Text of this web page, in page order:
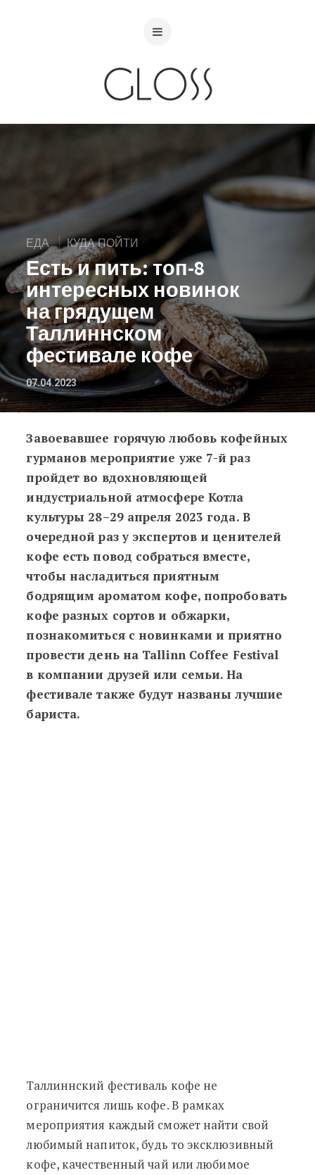
ЕДА КУДА ПОЙТИ
Есть и пить: топ-8
интересных новинок
на грядущем
Таллиннском
фестивале кофе
07.04.2023
Есть и пить: топ-8 интересных
Завоевавшее горячую любовь кофейных
гурманов мероприятие уже 7-й раз
пройдет во вдохновляющей
индустриальной атмосфере Котла
культуры 28–29 апреля 2023 года. В
очередной раз у экспертов и ценителей
кофе есть повод собраться вместе,
чтобы насладиться приятным
бодрящим ароматом кофе, попробовать
кофе разных сортов и обжарки,
познакомиться с новинками и приятно
провести день на Tallinn Coffee Festival
в компании друзей или семьи. На
фестивале также будут названы лучшие
бариста.
Таллиннский фестиваль кофе не
ограничится лишь кофе. В рамках
мероприятия каждый сможет найти свой
любимый напиток, будь то эксклюзивный
кофе, качественный чай или любимое